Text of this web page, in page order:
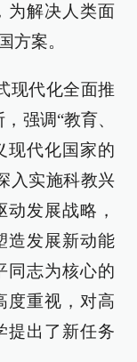
为解决人类面
方案。
现代化全面推
强调“教育、
现代化国家的
入实施科教兴
发展战略，
造发展新动能
同志为核心的
度重视，对高
提出了新任务